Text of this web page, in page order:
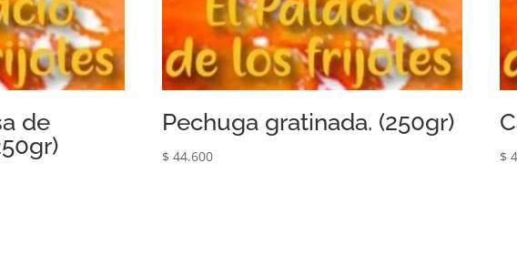
de
Pechuga gratinada. (250gr)
$ 44.600 $